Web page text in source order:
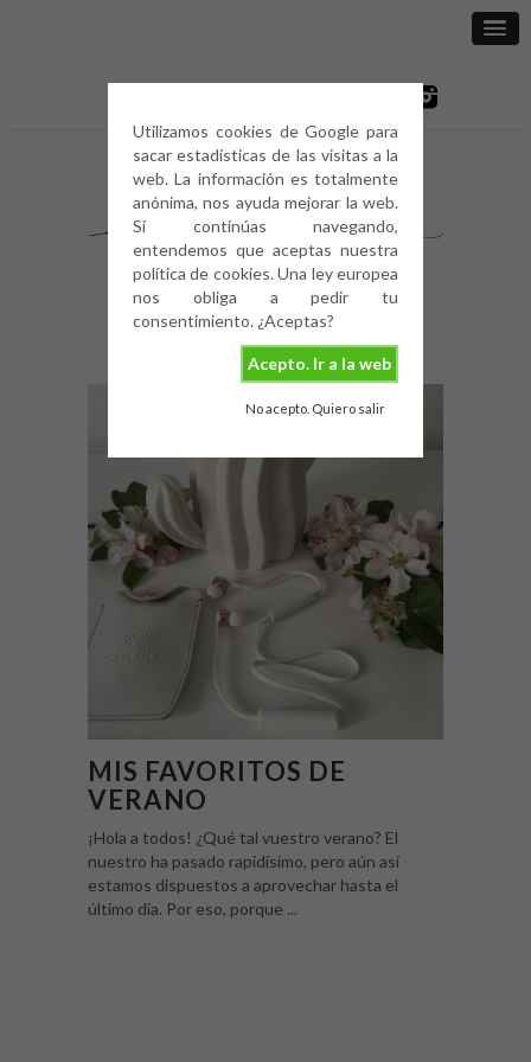
Utilizamos cookies de Google para
sacar estadísticas de las visitas a la
web. La información es totalmente
anónima, nos ayuda mejorar la web.
Si continúas navegando,
entendemos que aceptas nuestra
política de cookies. Una ley europea
nos obliga a pedir tu
consentimiento. ¿Aceptas?
Acepto. Ir a la web
No acepto. Quiero salir
MIS FAVORITOS DE
VERANO
¡Hola a todos! ¿Qué tal vuestro verano? El
nuestro ha pasado rapidísimo, pero aún así
estamos dispuestos a aprovechar hasta el
último día. Por eso, porque ...